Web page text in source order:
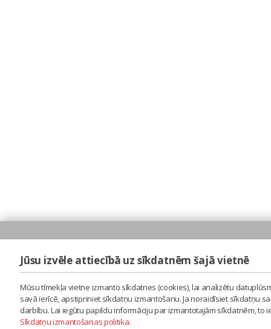
Jūsu izvēle attiecībā uz sīkdatnēm šajā vietnē
Mūsu tīmekļa vietne izmanto sīkdatnes (cookies), lai analizētu
savā ierīcē, apstipriniet sīkdatņu izmantošanu. Ja noraidīsiet sīkdatņu
darbību. Lai iegūtu papildu informāciju par izmantotajām sīkdatnēm,
Sīkdatņu izmantošanas politika.